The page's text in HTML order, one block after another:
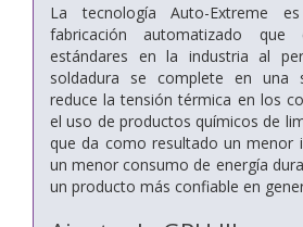
La tecnología Auto-Extreme
fabricación automatizado que
estándares en la industria al
soldadura se complete en una
reduce la tensión térmica en los
el uso de productos químicos de
que da como resultado un menor
un menor consumo de energía
un producto más confiable en